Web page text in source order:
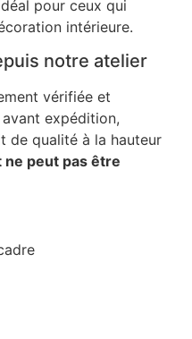
pour ceux qui
intérieure.
notre atelier
vérifiée et
expédition,
de qualité à la hauteur
ne peut pas être